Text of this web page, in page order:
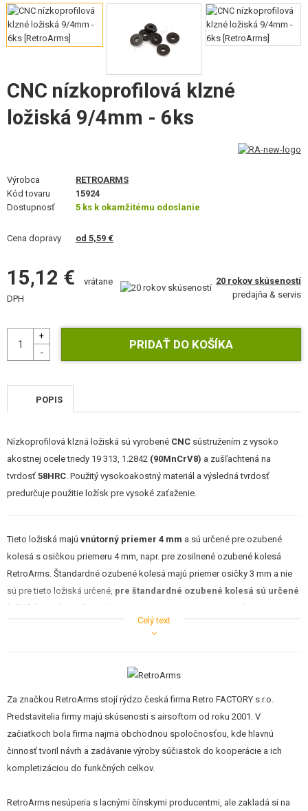
VÝSTROJ, UNIFORMY, PÚZDRA
MASKOVANIE, FARBY, PÁSKY
DOPLNKY K ZBRANIAM, POPRUHY
SEBAOBRANA, VÝCVIK, NOŽE
JEDLO
REKLAMNÉ PREDMETY
NOVÝ TOVAR
ZĽAVY, AKCIE
CNC nízkoprofilová klzné
ložiská 9/4mm - 6ks
Výrobca
RETROARMS
Kód tovaru
15924
Dostupnosť
5 ks k okamžitému odoslanie
Cena dopravy od 5,59 €
15,12 €
vrátane
DPH
20 rokov skúseností
predajňa & servis
POPIS
Nízkoprofilová klzná ložiská sú vyrobené CNC sústružením z vysoko
akostnej ocele triedy 19 313, 1.2842 (90MnCrV8) a zušľachtená na
tvrdosť 58HRC . Použitý vysokoakostný materiál a výsledná tvrdosť
predurčuje použitie ložísk pre vysoké zaťaženie.
Tieto ložiská majú vnútorný priemer 4 mm a sú určené pre ozubené
kolesá s osičkou priemeru 4 mm, napr. pre zosilnené ozubené kolesá
RetroArms. Štandardné ozubené kolesá majú priemer osičky 3 mm a nie
sú pre tieto ložiská určené, pre štandardné ozubené kolesá sú určené
ložiská s vnútorným priemerom 3 mm
. Majte na pamäti, že na
vypodložkovanie kolies s 4 mm osou, budete potrebovať 4 mm
II, kde dochádza pri použití bežných ložisiek k vychýleniu kulisy prepínača.
Tieto nízkoprofilová ložiská sa kulisy prepínače vôbec nedotýkajú a
neovplyvňujú jej funkciu ani chod kulisy prepínača.
Ložiská súo niekoľko stoviek milimetra (0,04mm) väčší
preto potrebné ložiská do mechaboxu "naklepať". To možno vykonať napr.
Celý text
Za značkou RetroArms stojí rýdzo česká firma Retro FACTORY s.r.o.
Predstavitelia firmy majú skúsenosti s airsoftom od roku 2001. V
začiatkoch bola firma najmä obchodnou spoločnosťou, kde hlavnú
činnosť tvoril návrh a zadávanie výroby súčiastok do kooperácie a ich
kompletizáciou do funkčných celkov.
RetroArms nesúperia s lacnými čínskymi producentmi, ale zakladá si na